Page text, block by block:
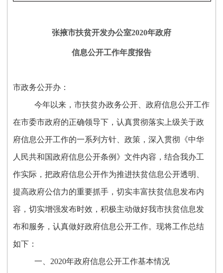
张掖市扶贫开发办公室2020年政府
信息公开工作年度报告
市政务公开办：
今年以来，市扶贫办政务公开、政府信息公开工作
在市委市政府的正确领导下，认真贯彻落实上级关于政
府信息公开工作的一系列方针、政策，深入贯彻《中华
人民共和国政府信息公开条例》文件内容，结合我办工
作实际，把政府信息公开作为推进扶贫信息公开透明、
提高政府公信力的重要抓手，切实丰富扶贫信息发布内
容，切实增强发布时效，积极主动做好我市扶贫信息发
布和服务，认真做好政府信息公开工作。现将工作总结
如下：
一、2020年政府信息公开工作基本情况